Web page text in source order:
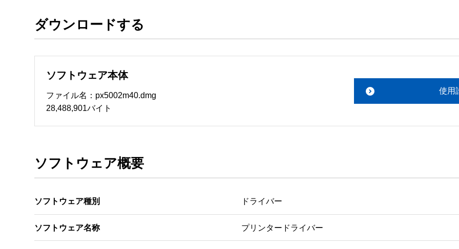
ソフトウェアのサポート
ソフトウェアの保証範囲
・ソフトウェアは、予告せず改良、変更することがあります。
著作権者
ダウンロードする
ソフトウェア本体
ファイル名：px5002m40.dmg
28,488,901バイト
使用
ソフトウェア概要
ソフトウェア種別 ドライバー
ソフトウェア名称 プリンタードライバー